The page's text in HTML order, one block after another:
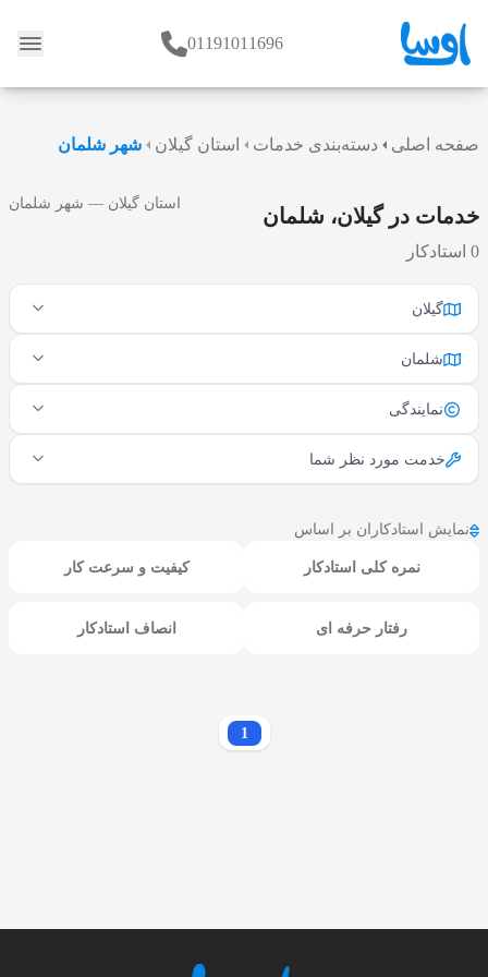
وبلاگ 01191011696
صفحه اصلی دسته‌بندی خدمات استان گیلان شهر شلمان
خدمات در گیلان، شلمان
0 استادکار
استان گیلان — شهر شلمان
گیلان
شلمان
نمایندگی
خدمت مورد نظر شما
نمایش استادکاران بر اساس
نمره کلی استادکار کیفیت و سرعت کار
رفتار حرفه ای انصاف استادکار
1